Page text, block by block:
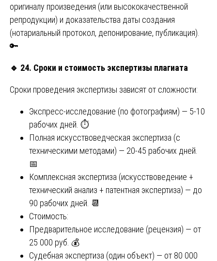
оригиналу произведения (или высококачественной
репродукции) и доказательства даты создания
(нотариальный протокол, депонирование, публикация).
🔑
🔹 24. Сроки и стоимость экспертизы плагиата
Сроки проведения экспертизы зависят от сложности:
Экспресс-исследование (по фотографиям) — 5-10
рабочих дней. ⏱️
Полная искусствоведческая экспертиза (с
техническими методами) — 20-45 рабочих дней.
📅
Комплексная экспертиза (искусствоведение +
технический анализ + патентная экспертиза) — до
90 рабочих дней. 📆
Стоимость:
Предварительное исследование (рецензия) — от
25 000 руб. 💰
Судебная экспертиза (один объект) — от 80 000